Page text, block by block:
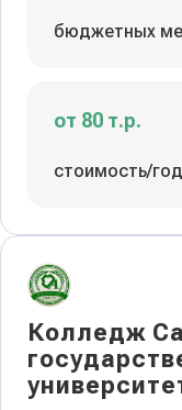
бюджетных
от 80 т.р.
стоимость/год
Колледж